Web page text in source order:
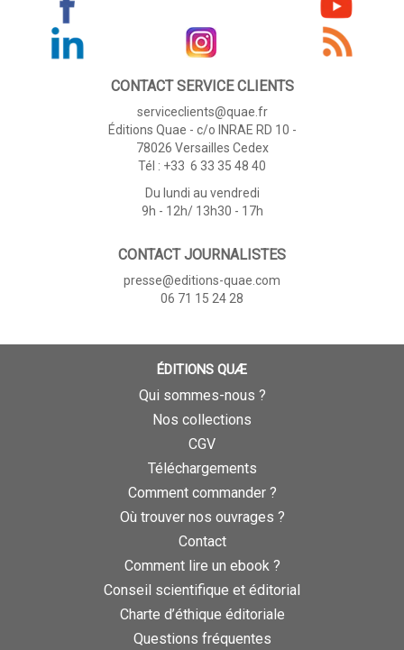
CONTACT SERVICE CLIENTS
serviceclients@quae.fr
Éditions Quae - c/o INRAE RD 10 -
78026 Versailles Cedex
Tél : +33 6 33 35 48 40
Du lundi au vendredi
9h - 12h/ 13h30 - 17h
CONTACT JOURNALISTES
presse@editions-quae.com
06 71 15 24 28
ÉDITIONS QUÆ
Qui sommes-nous ?
Nos collections
CGV
Téléchargements
Comment commander ?
Où trouver nos ouvrages ?
Contact
Comment lire un ebook ?
Conseil scientifique et éditorial
Charte d’éthique éditoriale
Questions fréquentes